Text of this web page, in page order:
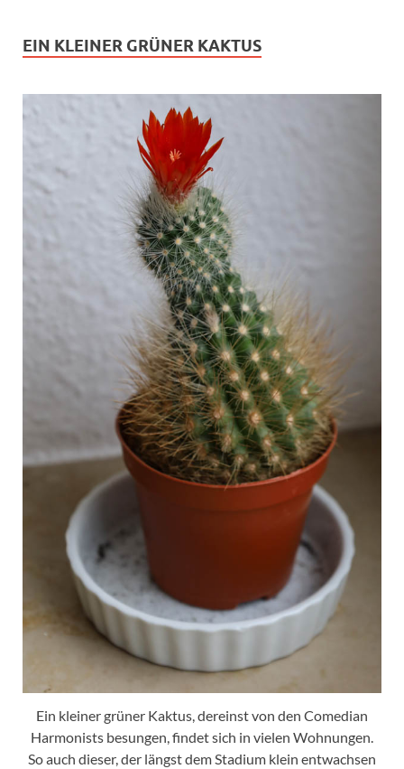
EIN KLEINER GRÜNER KAKTUS
Ein kleiner grüner Kaktus, dereinst von den Comedian
Harmonists besungen, findet sich in vielen Wohnungen.
So auch dieser, der längst dem Stadium klein entwachsen